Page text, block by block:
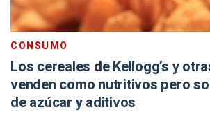
CONSUMO
Los cereales de Kellogg’s y
venden como nutritivos pero
de azúcar y aditivos